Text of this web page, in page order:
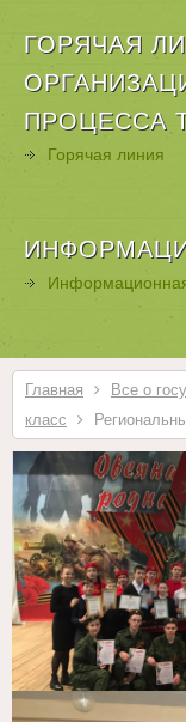
ГОРЯЧАЯ
ПРОЦЕССА
Горячая линия
Главная Все о
класс